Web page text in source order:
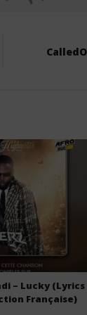
– Lucky (Lyrics
Française)